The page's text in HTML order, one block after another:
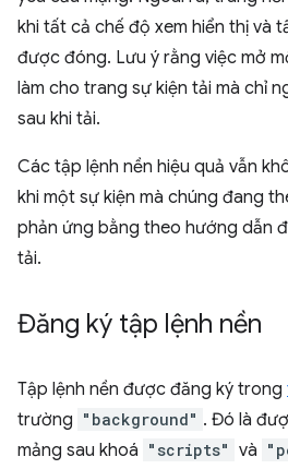
khi tất cả chế độ xem hiển thị và
được đóng. Lưu ý rằng việc mở
làm cho trang sự kiện tải mà chỉ
sau khi tải.
Các tập lệnh nền hiệu quả vẫn
khi một sự kiện mà chúng đang
phản ứng bằng theo hướng dẫn
tải.
Đăng ký tập lệnh nền
Tập lệnh nền được đăng ký trong
trường "background" . Đó là
mảng sau khoá "scripts" và